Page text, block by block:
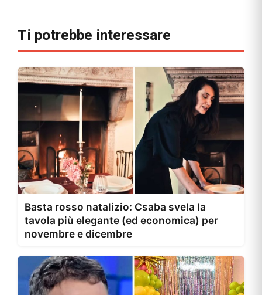
Ti potrebbe interessare
Basta rosso natalizio: Csaba svela la
tavola più elegante (ed economica) per
novembre e dicembre